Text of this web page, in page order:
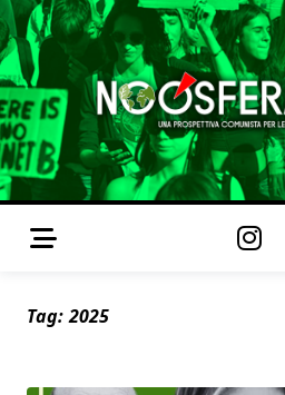
Tag:2025